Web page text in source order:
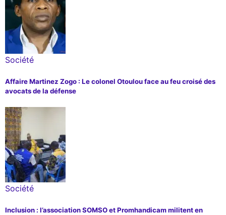
Société
Affaire Martinez Zogo : Le colonel Otoulou face au feu croisé des
avocats de la défense
Société
Inclusion : l’association SOMSO et Promhandicam militent en